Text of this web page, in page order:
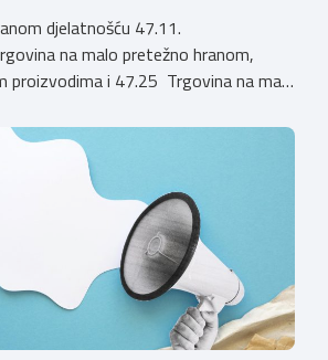
djelatnošću 47.11.
na malo pretežno hranom,
proizvodima i 47.25 Trgovina na malo
i energetska pića dužni su uskladiti
i osigurati tehničko rješenje za
punoljetnosti kupca putem
ili putem mobilne […]